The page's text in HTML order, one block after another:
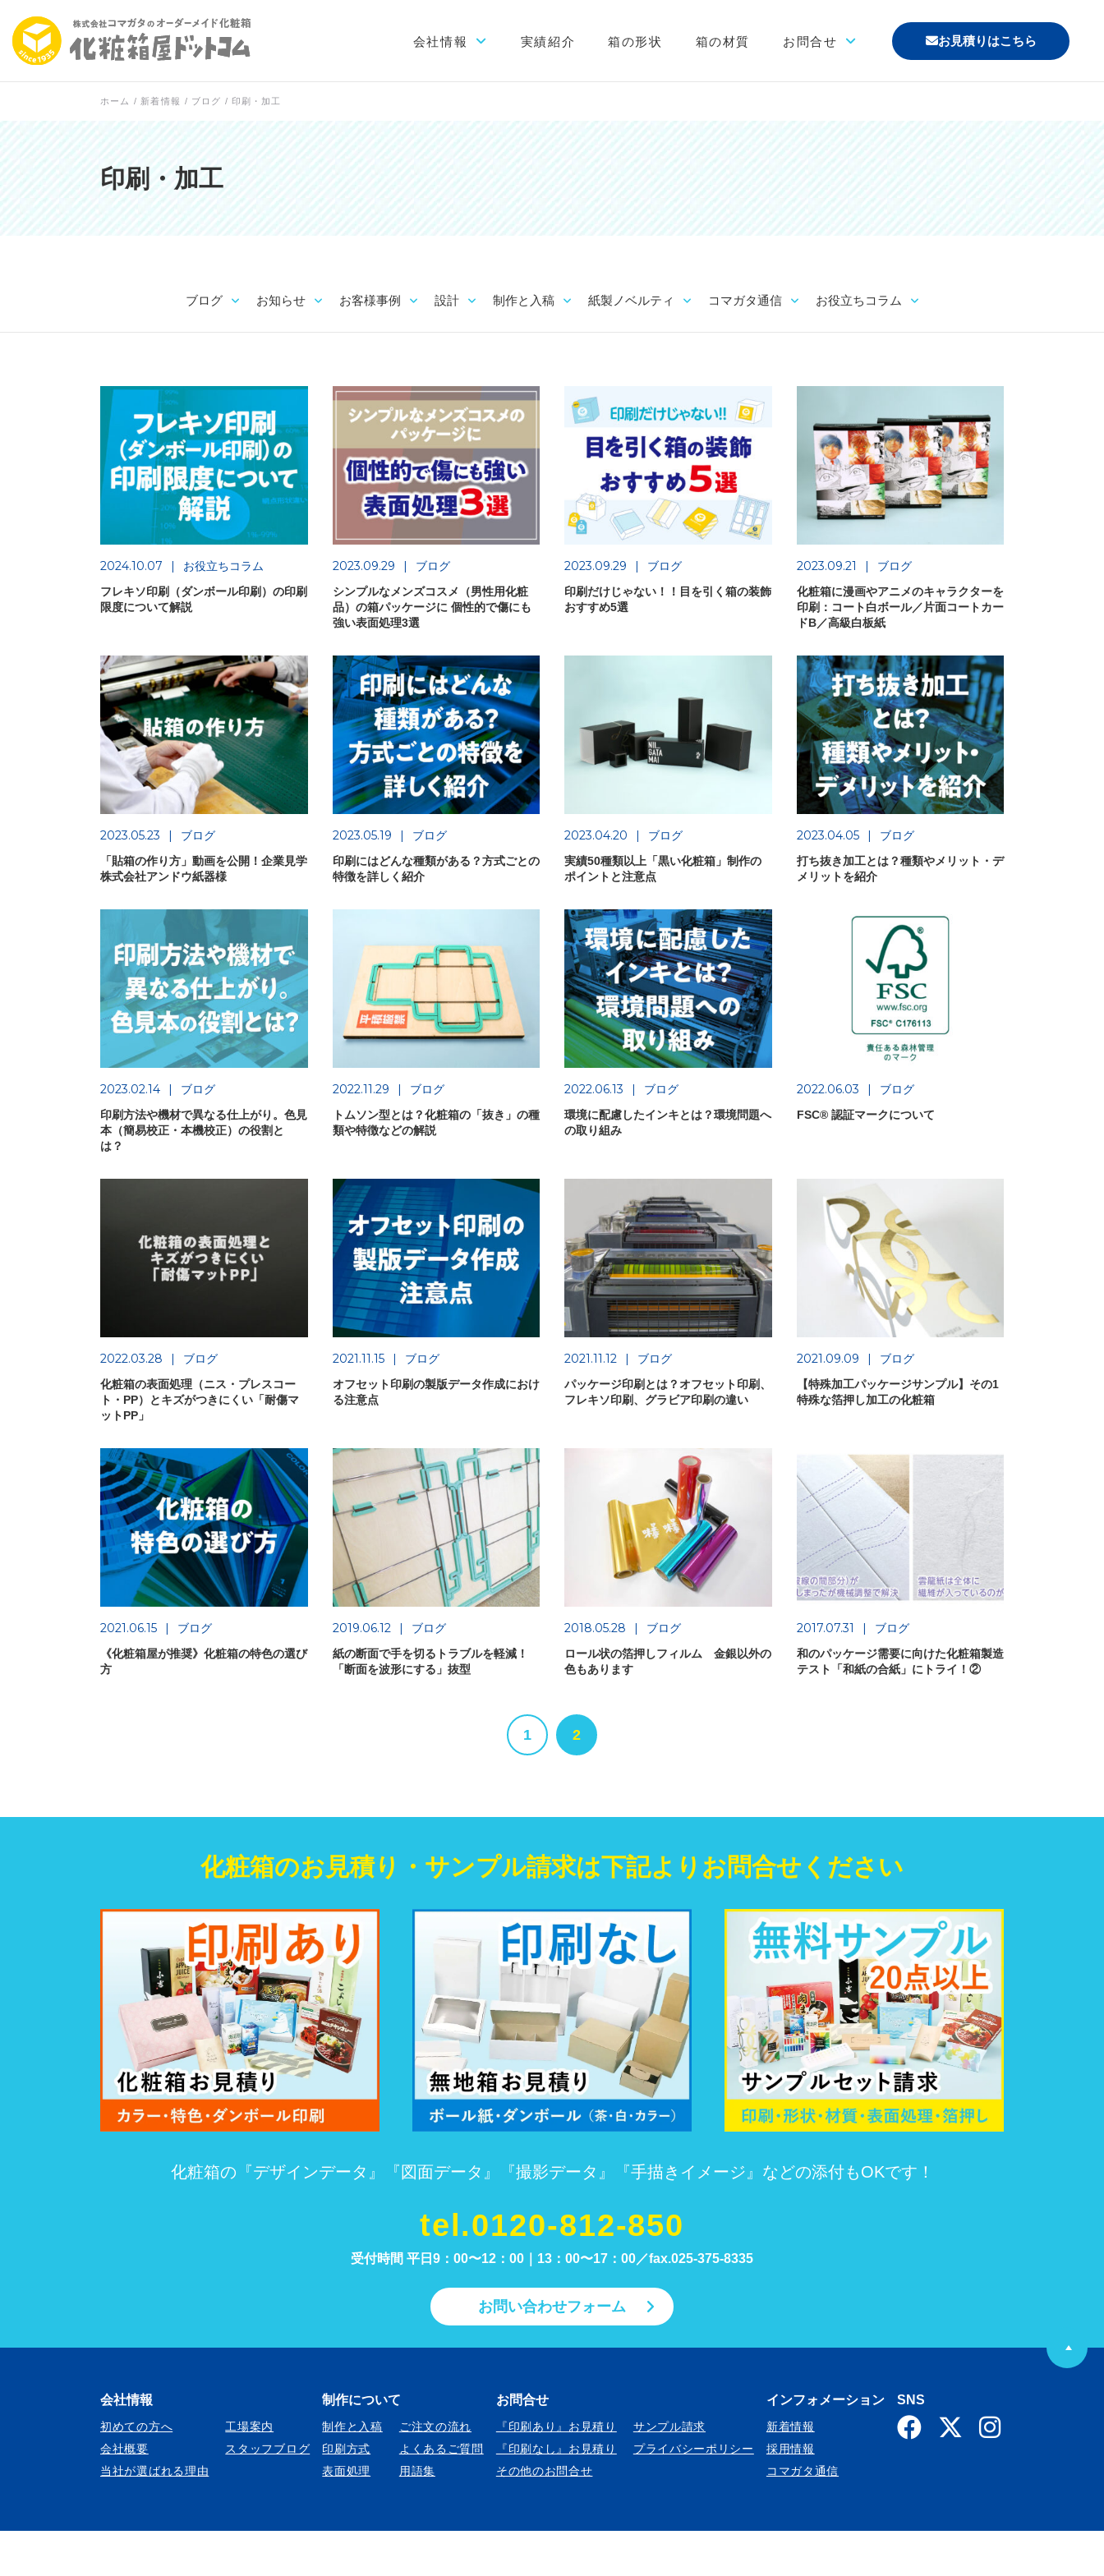
会社情報
会社概要
当社が選ばれる理由
工場案内
実績紹介 箱の形状 箱の材質 お問合せ
「印刷なし」お見積り
サンプル請求
その他のお問合せ
お見積りはこちら
ホーム / 新着情報 / ブログ / 印刷・加工
印刷・加工
ブログ お知らせ お客様事例 設計 制作と入稿 紙製ノベルティ コマガタ通信 お役立ちコラム
2024.10.07 お役立ちコラム
フレキソ印刷（ダンボール印刷）の印刷
限度について解説
2023.09.29 ブログ
シンプルなメンズコスメ（男性用化粧
品）の箱パッケージに 個性的で傷にも
強い表面処理3選
2023.09.29 ブログ
印刷だけじゃない！！目を引く箱の装飾
おすすめ5選
2023.09.21 ブログ
化粧箱に漫画やアニメのキャラクターを
印刷：コート白ボール／片面コートカー
ドB／高級白板紙
2023.05.23 ブログ
「貼箱の作り方」動画を公開！企業見学
株式会社アンドウ紙器様
2023.05.19 ブログ
印刷にはどんな種類がある？方式ごとの
特徴を詳しく紹介
2023.04.20 ブログ
実績50種類以上「黒い化粧箱」制作の
ポイントと注意点
2023.04.05 ブログ
打ち抜き加工とは？種類やメリット・デ
メリットを紹介
2023.02.14 ブログ
印刷方法や機材で異なる仕上がり。色見
本（簡易校正・本機校正）の役割と
は？
2022.11.29 ブログ
トムソン型とは？化粧箱の「抜き」の種
類や特徴などの解説
2022.06.13 ブログ
環境に配慮したインキとは？環境問題へ
の取り組み
2022.06.03 ブログ
FSC® 認証マークについて
2022.03.28 ブログ
化粧箱の表面処理（ニス・プレスコー
ト・PP）とキズがつきにくい「耐傷マ
ットPP」
2021.11.15 ブログ
オフセット印刷の製版データ作成におけ
る注意点
2021.11.12 ブログ
パッケージ印刷とは？オフセット印刷、
フレキソ印刷、グラビア印刷の違い
2021.09.09 ブログ
【特殊加工パッケージサンプル】その1
特殊な箔押し加工の化粧箱
2021.06.15 ブログ
《化粧箱屋が推奨》化粧箱の特色の選び
方
2019.06.12 ブログ
紙の断面で手を切るトラブルを軽減！
「断面を波形にする」抜型
2018.05.28 ブログ
ロール状の箔押しフィルム 金銀以外の
色もあります
2017.07.31 ブログ
和のパッケージ需要に向けた化粧箱製造
テスト「和紙の合紙」にトライ！②
1 2
化粧箱のお見積り・ サンプル請求は下記よりお問合せください
化粧箱の『デザインデータ』『図面データ』『撮影データ』『手描きイメージ』などの添付もOKです！
tel.0120-812-850
受付時間 平日9：00〜12：00｜13：00〜17：00／fax.025-375-8335
お問い合わせフォーム
会社情報
初めての方へ
会社概要
当社が選ばれる理由
工場案内
スタッフブログ
制作について
制作と入稿
印刷方式
表面処理
ご注文の流れ
よくあるご質問
用語集
お問合せ
『印刷あり』お見積り
『印刷なし』お見積り
その他のお問合せ
サンプル請求
プライバシーポリシー
インフォメーション
新着情報
採用情報
コマガタ通信
SNS
P